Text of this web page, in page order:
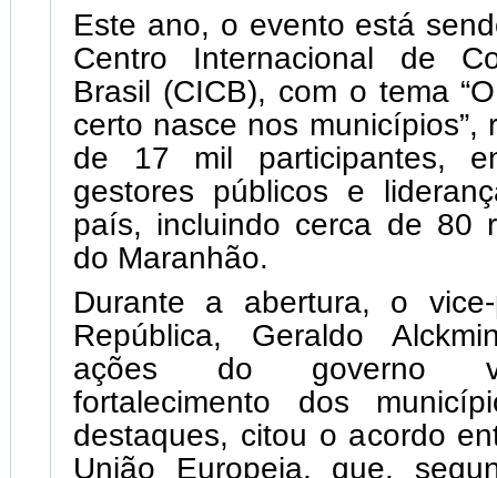
Este ano, o evento está
Centro Internacional de
Brasil (CICB), com o tema
certo nasce nos municípios”,
de 17 mil participantes,
gestores públicos e
país, incluindo cerca de 80
do Maranhão.
Durante a abertura, o
República, Geraldo
ações do governo
fortalecimento dos
destaques, citou o acordo
União Europeia, que,